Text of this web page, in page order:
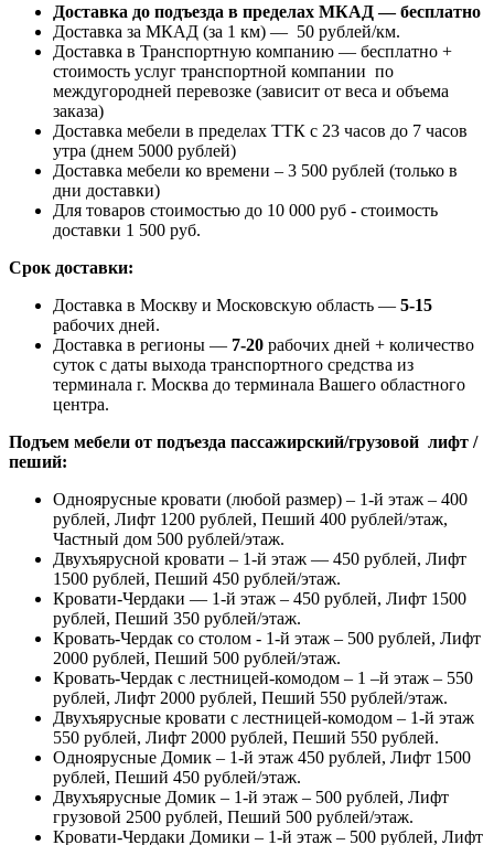
Доставка до подъезда в пределах МКАД — бесплатно
Доставка за МКАД (за 1 км) — 50 рублей/км.
Доставка в Транспортную компанию — бесплатно +
стоимость услуг транспортной компании по
междугородней перевозке (зависит от веса и объема
заказа)
Доставка мебели в пределах ТТК с 23 часов до 7 часов
утра (днем 5000 рублей)
Доставка мебели ко времени – 3 500 рублей (только в
дни доставки)
Для товаров стоимостью до 10 000 руб - стоимость
доставки 1 500 руб.
Срок доставки:
Доставка в Москву и Московскую область — 5-15
рабочих дней.
Доставка в регионы — 7-20 рабочих дней + количество
суток с даты выхода транспортного средства из
терминала г. Москва до терминала Вашего областного
центра.
Подъем мебели от подъезда пассажирский/грузовой лифт /
пеший:
Одноярусные кровати (любой размер) – 1-й этаж – 400
рублей, Лифт 1200 рублей, Пеший 400 рублей/этаж,
Частный дом 500 рублей/этаж.
Двухъярусной кровати – 1-й этаж — 450 рублей, Лифт
1500 рублей, Пеший 450 рублей/этаж.
Кровати-Чердаки — 1-й этаж – 450 рублей, Лифт 1500
рублей, Пеший 350 рублей/этаж.
Кровать-Чердак со столом - 1-й этаж – 500 рублей, Лифт
2000 рублей, Пеший 500 рублей/этаж.
Кровать-Чердак с лестницей-комодом – 1 –й этаж – 550
рублей, Лифт 2000 рублей, Пеший 550 рублей/этаж.
Двухъярусные кровати с лестницей-комодом – 1-й этаж
550 рублей, Лифт 2000 рублей, Пеший 550 рублей.
Одноярусные Домик – 1-й этаж 450 рублей, Лифт 1500
рублей, Пеший 450 рублей/этаж.
Двухъярусные Домик – 1-й этаж – 500 рублей, Лифт
грузовой 2500 рублей, Пеший 500 рублей/этаж.
Кровати-Чердаки Домики – 1-й этаж – 500 рублей, Лифт